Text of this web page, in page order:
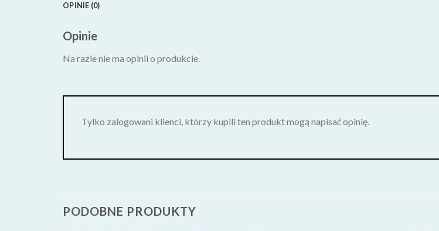
OPINIE (0)
Opinie
Na razie nie ma opinii o produkcie.
Tylko zalogowani klienci, którzy kupili ten produkt mogą napisać opinię.
PODOBNE PRODUKTY